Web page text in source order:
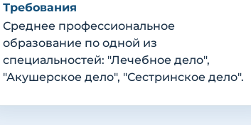
Требования
Среднее профессиональное
образование по одной из
специальностей: "Лечебное дело",
"Акушерское дело", "Сестринское дело".